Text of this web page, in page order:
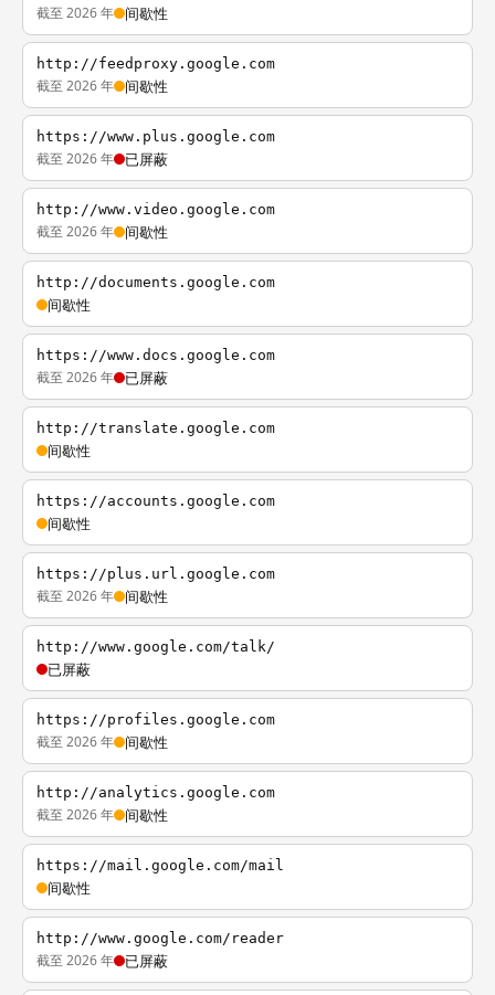
截至 2026 年 间歇性
http://feedproxy.google.com
截至 2026 年 间歇性
https://www.plus.google.com
截至 2026 年 已屏蔽
http://www.video.google.com
截至 2026 年 间歇性
http://documents.google.com
间歇性
https://www.docs.google.com
截至 2026 年 已屏蔽
http://translate.google.com
间歇性
https://accounts.google.com
间歇性
https://plus.url.google.com
截至 2026 年 间歇性
http://www.google.com/talk/
已屏蔽
https://profiles.google.com
截至 2026 年 间歇性
http://analytics.google.com
截至 2026 年 间歇性
https://mail.google.com/mail
间歇性
http://www.google.com/reader
截至 2026 年 已屏蔽